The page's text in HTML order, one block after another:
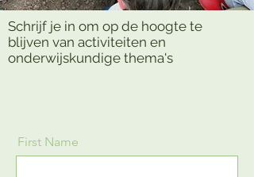
Schrijf je in om op de hoogte te
blijven van activiteiten en
onderwijskundige thema's
First Name